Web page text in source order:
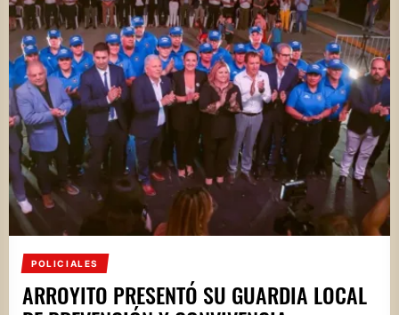
POLICIALES
ARROYITO PRESENTÓ SU GUARDIA LOCAL